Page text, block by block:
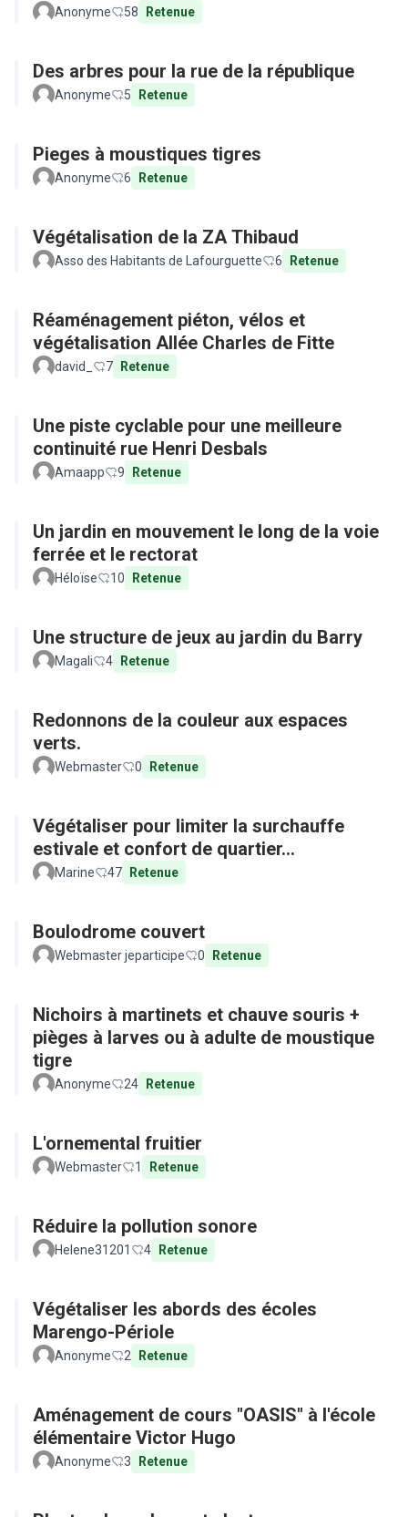
Anonyme 58 Retenue
Des arbres pour la rue de la république
Anonyme 5 Retenue
Pieges à moustiques tigres
Anonyme 6 Retenue
Végétalisation de la ZA Thibaud
Asso des Habitants de Lafourguette 6 Retenue
Réaménagement piéton, vélos et
végétalisation Allée Charles de Fitte
david_ 7 Retenue
Une piste cyclable pour une meilleure
continuité rue Henri Desbals
Amaapp 9 Retenue
Un jardin en mouvement le long de la voie
ferrée et le rectorat
Héloïse 10 Retenue
Une structure de jeux au jardin du Barry
Magali 4 Retenue
Redonnons de la couleur aux espaces
verts.
Webmaster 0 Retenue
Végétaliser pour limiter la surchauffe
estivale et confort de quartier...
Marine 47 Retenue
Boulodrome couvert
Webmaster jeparticipe 0 Retenue
Nichoirs à martinets et chauve souris +
pièges à larves ou à adulte de moustique
tigre
Anonyme 24 Retenue
L'ornemental fruitier
Webmaster 1 Retenue
Réduire la pollution sonore
Helene31201 4 Retenue
Végétaliser les abords des écoles
Marengo-Périole
Anonyme 2 Retenue
Aménagement de cours "OASIS" à l'école
élémentaire Victor Hugo
Anonyme 3 Retenue